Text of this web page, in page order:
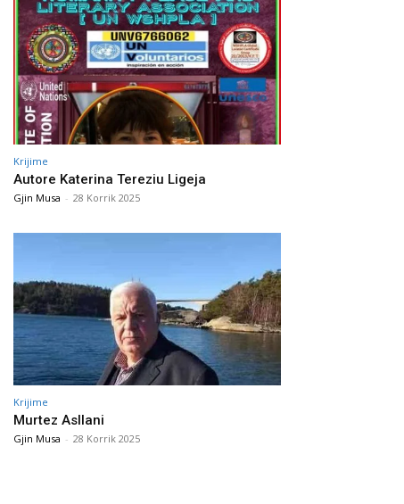
Krijime
Autore Katerina Tereziu Ligeja
Gjin Musa - 28 Korrik 2025
Krijime
Murtez Asllani
Gjin Musa - 28 Korrik 2025